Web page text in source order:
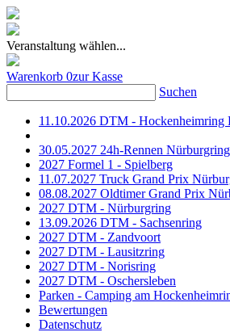
Veranstaltung wählen...
Warenkorb 0zur Kasse
Suchen
11.10.2026 DTM - Hockenheimring
30.05.2027 24h-Rennen Nürburgring
2027 Formel 1 - Spielberg
11.07.2027 Truck Grand Prix
08.08.2027 Oldtimer Grand Prix
2027 DTM - Nürburgring
13.09.2026 DTM - Sachsenring
2027 DTM - Zandvoort
2027 DTM - Lausitzring
2027 DTM - Norisring
2027 DTM - Oschersleben
Parken - Camping am
Bewertungen
Datenschutz